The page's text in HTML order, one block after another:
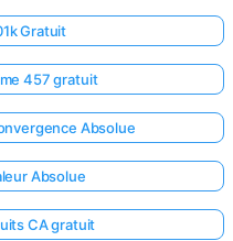
Gratuit
457 gratuit
Absolue
Absolue
CA gratuit